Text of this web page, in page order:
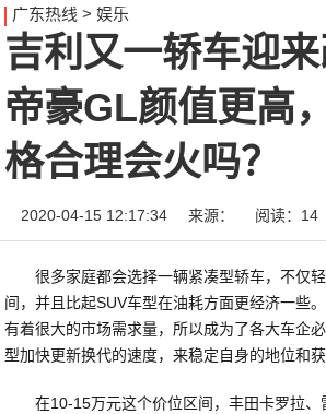
广东热线 > 娱乐
吉利又一轿车迎
帝豪GL颜值更高
格合理会火吗？
2020-04-15 12:17:34 来源： 阅读：14
很多家庭都会选择一辆紧凑型轿车，不仅
间，并且比起SUV车型在油耗方面更经济一些
有着很大的市场需求量，所以成为了各大车企
型加快更新换代的速度，来稳定自身的地位和
在10-15万元这个价位区间，丰田卡罗拉、